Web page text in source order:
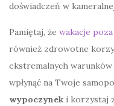
doświadczeń w
Pamiętaj, że wakacje
również zdrowotne
ekstremalnych
wpłynąć na Twoje
wypoczynek i korzystaj